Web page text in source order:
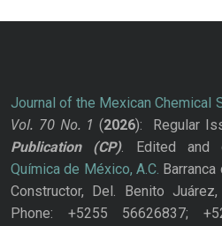
Journal of the Mexican Chemical
Vol. 70 No. 1 (2026): Regular
Publication
(CP). Edited and
Química de México, A.C.
Constructor, Del. Benito
Phone: +5255 56626837;